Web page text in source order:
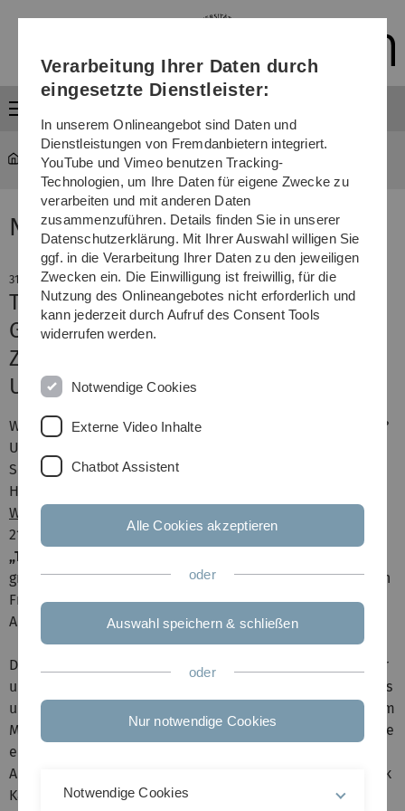
Direkt
Direkt
Direkt
(Sprache,
Drucken,
Media)
Direkt
Direkt
News
31. Juli 2018
Teilhabe und Zusammenhalt in der
Gesellschaft
ZAWiW-Herbstakademie an der Uni
Ulm
Wie verändern digitale Innovationen unsere Gesellschaft?
Und wie sehr beeinflussen narzisstische
Selbstentfremdungen die Demokratie? Die
Herbstakademie 2018 des
Wissenschaftliche Weiterbildung
(ZAWiW) vom 17. bis zum
21. September an der Uni Ulm spannt unter dem Titel
„Teilhabe und Zusammenhalt in der Gesellschaft“
großen thematischen Bogen von politikwissenschaftlichen
Fragen bis zum Verhalten in sozialen Insektenstaaten. Die
Anmeldung ist bis zum 24. August möglich.
Die Herbstakademie für Menschen im dritten Lebensalter
und davor steht ganz im Zeichen des technischen Wandels
und gesellschaftlicher Herausforderungen. Zum Auftakt am
Montag (10:00 Uhr, Hörsaal 4/5) geben drei Impulsvorträge
einen Einblick in die Digitalisierung und deren
Auswirkungen auf das Leben und Arbeiten. Professor Frank
Kargl, Leiter desInstituts für Verteilte Systeme
der Uni
Verarbeitung Ihrer Daten durch
eingesetzte Dienstleister:
In unserem Onlineangebot sind Daten und
Dienstleistungen von Fremdanbietern integriert.
YouTube und Vimeo benutzen Tracking-
Technologien, um Ihre Daten für eigene Zwecke zu
verarbeiten und mit anderen Daten
zusammenzuführen. Details finden Sie in unserer
Datenschutzerklärung. Mit Ihrer Auswahl willigen Sie
ggf. in die Verarbeitung Ihrer Daten zu den jeweiligen
Zwecken ein. Die Einwilligung ist freiwillig, für die
Nutzung des Onlineangebotes nicht erforderlich und
kann jederzeit durch Aufruf des Consent Tools
widerrufen werden.
Notwendige Cookies
Externe Video Inhalte
Chatbot Assistent
Alle Cookies akzeptieren
oder
Auswahl speichern & schließen
oder
Nur notwendige Cookies
Notwendige Cookies